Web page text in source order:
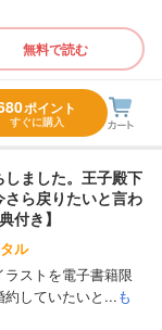
無料で読む
ポイント
すぐに購入
ました。王子殿下
ら戻りたいと言わ
付き】
ル
ラストを電子書籍限
約していたいと...も